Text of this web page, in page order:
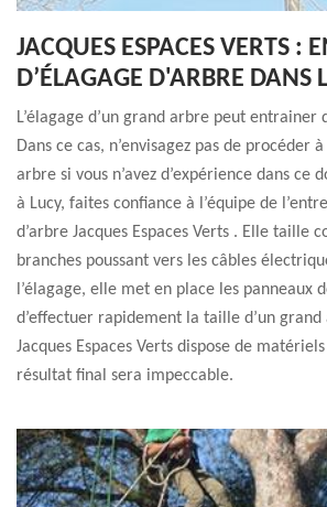
JACQUES ESPACES VERTS :
D’ÉLAGAGE D'ARBRE DANS
L’élagage d’un grand arbre peut entrainer
Dans ce cas, n’envisagez pas de procéder
arbre si vous n’avez d’expérience dans ce
à Lucy, faites confiance à l’équipe de
d’arbre Jacques Espaces Verts . Elle taille
branches poussant vers les câbles
l’élagage, elle met en place les panneaux
d’effectuer rapidement la taille d’un grand
Jacques Espaces Verts dispose de
résultat final sera impeccable.